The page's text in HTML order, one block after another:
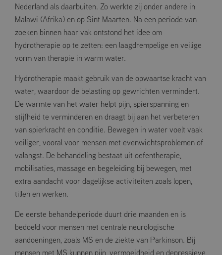
Nederland als daarbuiten. Zo werkte zij onder andere in
Malawi (Afrika) en op Sint Maarten. Na een periode van
zoeken binnen haar vak ontstond het idee om
hydrotherapie op te zetten: een laagdrempelige en veilige
vorm van therapie in warm water.
Hydrotherapie maakt gebruik van de opwaartse kracht van
water, waardoor de belasting op gewrichten vermindert.
De warmte van het water helpt pijn, spierspanning en
stijfheid te verminderen en draagt bij aan het verbeteren
van spierkracht en conditie. Bewegen in water voelt vaak
veiliger, vooral voor mensen met evenwichtsproblemen of
valangst. De behandeling bestaat uit oefentherapie,
mobilisaties, massage en begeleiding bij bewegen, met
extra aandacht voor dagelijkse activiteiten zoals lopen,
tillen en werken.
De eerste behandelperiode duurt drie maanden en is
bedoeld voor mensen met centrale neurologische
aandoeningen, zoals MS en de ziekte van Parkinson. Bij
mensen met MS kunnen pijn, vermoeidheid en depressieve